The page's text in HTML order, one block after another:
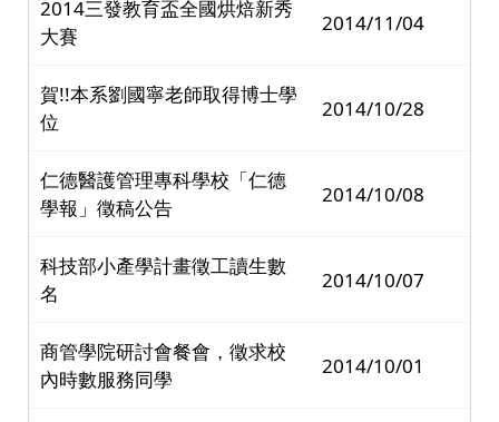
2014三發教育盃全國烘焙新秀
大賽
2014/11/04
賀!!本系劉國寧老師取得博士學
位
2014/10/28
仁德醫護管理專科學校「仁德
學報」徵稿公告
2014/10/08
科技部小產學計畫徵工讀生數
名
2014/10/07
商管學院研討會餐會，徵求校
內時數服務同學
2014/10/01